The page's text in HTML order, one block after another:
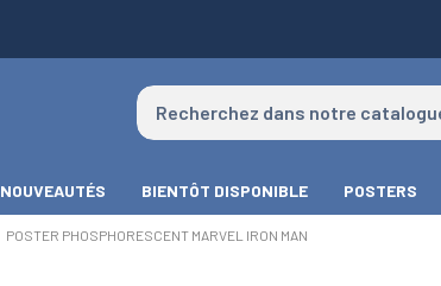
NOUVEAUTÉS BIENTÔT DISPONIBLE POSTERS
POSTER PHOSPHORESCENT MARVEL IRON MAN